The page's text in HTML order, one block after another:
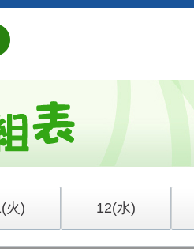
(火) 12(水)